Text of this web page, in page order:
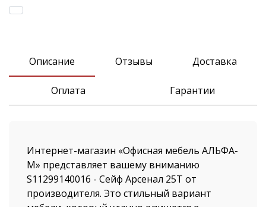
Описание Отзывы Доставка
Оплата Гарантии
Интернет-магазин «Офисная мебель АЛЬФА-
М» представляет вашему вниманию
S11299140016 - Сейф Арсенал 25T от
производителя. Это стильный вариант